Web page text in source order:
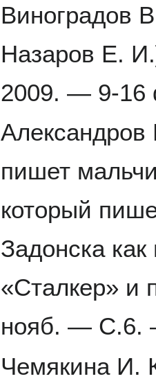
Виноградов
Назаров Е.
2009. — 9-
Александров
пишет
который
Задонска
«Сталкер» и
нояб. — С.6.
Чемякина И.